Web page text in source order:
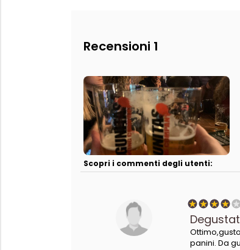
Recensioni 1
Scopri i commenti degli utenti:
panini. Da